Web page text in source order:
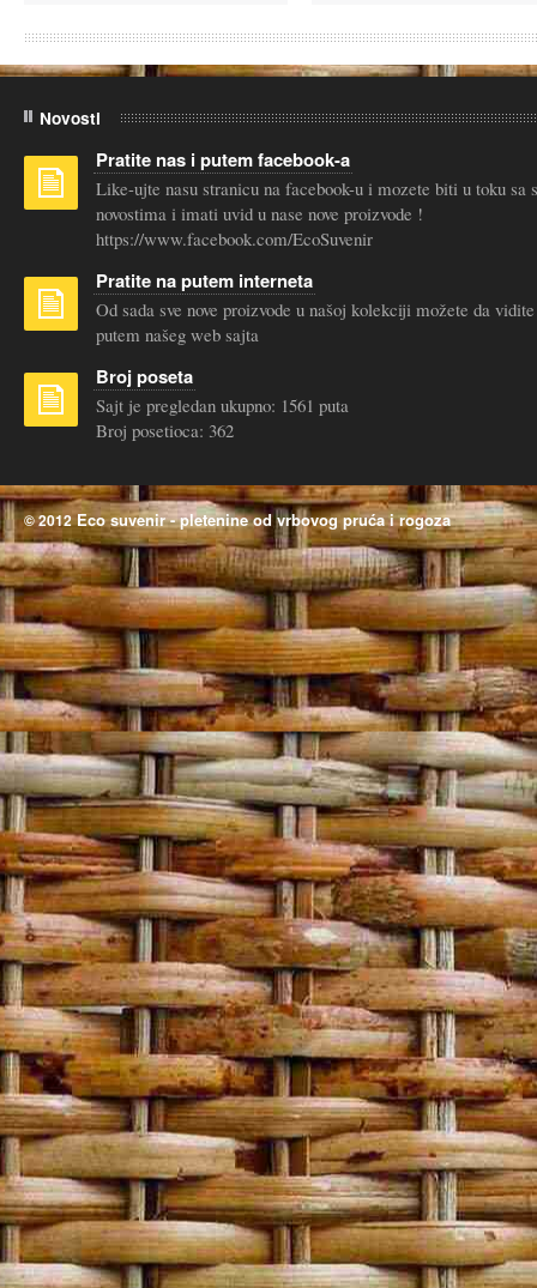
Novosti
Pratite nas i putem facebook-a
Like-ujte nasu stranicu na facebook-u i mozete biti u toku sa
novostima i imati uvid u nase nove proizvode !
https://www.facebook.com/EcoSuvenir
Pratite na putem interneta
Od sada sve nove proizvode u našoj kolekciji možete da vidite
putem našeg web sajta
Broj poseta
Sajt je pregledan ukupno: 1561 puta
Broj posetioca: 362
© 2012Eco suvenir - pletenine od vrbovog pruća i rogoza